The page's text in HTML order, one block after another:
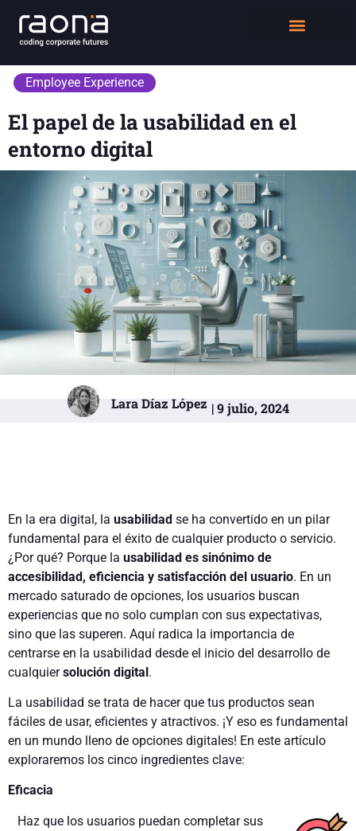
Employee Experience
El papel de la usabilidad en el
entorno digital
Lara Díaz López | 9 julio, 2024
En la era digital, la usabilidad se ha convertido en un pilar
fundamental para el éxito de cualquier producto o servicio.
¿Por qué? Porque la usabilidad es sinónimo de
accesibilidad, eficiencia y satisfacción del usuario. En un
mercado saturado de opciones, los usuarios buscan
experiencias que no solo cumplan con sus expectativas,
sino que las superen. Aquí radica la importancia de
centrarse en la usabilidad desde el inicio del desarrollo de
cualquiersolución digital.
La usabilidad se trata de hacer que tus productos sean
fáciles de usar, eficientes y atractivos. ¡Y eso es fundamental
en un mundo lleno de opciones digitales! En este artículo
exploraremos los cinco ingredientes clave:
Eficacia
Haz que los usuarios puedan completar sus